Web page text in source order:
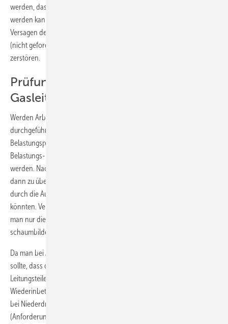
werden, dass ein negatives Prüfergebnis nicht ausgeschlossen
werden kann. Wird eine solche Absprache unterlassen, kann beim
Versagen der Leitung leicht der Eindruck entstehen, man habe mit der
(nicht geforderten) Belastungsprobe beabsichtigt, die Leitung zu
zerstören.
Prüfung außer Betrieb gesetzter
Gasleitungen
Werden Arbeiten an außer Betrieb gesetzten Erdgasleitungen
durchgeführt, müssen die neu verlegten Leitungsteile einer
Belastungsprüfung und Dichtheitsprüfung (bzw. einer kombinierten
Belastungs- und Dichtheits­prüfung bei Mitteldruckbetrieb) unterzogen
werden. Nach den Festlegungen der TRGI ist der alte Anlagenteil nur
dann zu überprüfen, wenn nicht auszuschließen ist, dass an diesem
durch die Ausführung der Arbeiten Undichtigkeiten entstanden sein
könnten. Verzichtet man auf die Überprüfung der alten Leitung, muss
man nur die Verbindung von neuer und alter Leitung prüfen, z.B. mit
schaumbildenden Mittel oder Gasspürgerät.
Da man bei Arbeiten an Gasleitungen aber niemals ausschließen
sollte, dass dadurch auch Undichtigkeiten an bestehenden
Leitungsteilen entstehen, ist auch der alte Leitungsteil vor
Wiederinbetriebnahme zu überprüfen. Die alten Anlagenteile müssen
bei Niederdruck-Gasleitungen entweder einer Dichtheitsprüfung
(Anforderung: dicht) oder einer Gebrauchsfähigkeitsprüfung